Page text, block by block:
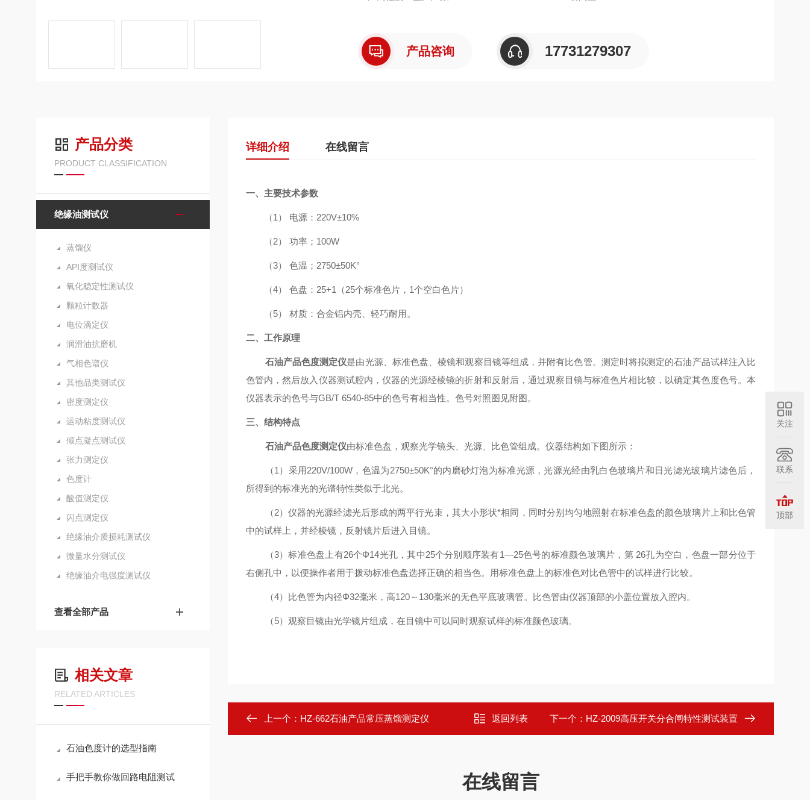
产品咨询 17731279307
产品分类
PRODUCT CLASSIFICATION
绝缘油测试仪
蒸馏仪
API度测试仪
氧化稳定性测试仪
颗粒计数器
电位滴定仪
润滑油抗磨机
气相色谱仪
其他品类测试仪
密度测定仪
运动粘度测试仪
倾点凝点测试仪
张力测定仪
色度计
酸值测定仪
闪点测定仪
绝缘油介质损耗测试仪
微量水分测试仪
绝缘油介电强度测试仪
查看全部产品
相关文章
RELATED ARTICLES
石油色度计的选型指南
手把手教你做回路电阻测试
详细介绍 在线留言
一、 主要技术参数
（1） 电源： 220V±10%
（2） 功率； 100W
（3） 色温； 2750±50K°
（4） 色盘：25+1（25个标准色片，1个空白色片）
（5） 材质：合金铝内壳、轻巧耐用。
二、工作原理
石油产品色度测定仪是由光源、标准色盘、棱镜和观察目镜等组成，并附有比色管。测定时将拟测定的石油产品试样注入比
色管内，然后放入仪器测试腔内，仪器的光源经棱镜的折射和反射后，通过观察目镜与标准色片相比较，以确定其色度色号。本
仪器表示的色号与GB/T 6540-85中的色号有相当性。色号对照图 见附图。
三、结构特点
石油产品色度测定仪由标准色盘，观察光学镜头、光源、比色管组成。仪器结构如下图所示：
（1） 采用220V/100W，色温为2750±50K°的内磨砂灯泡为标准光源，光源光经由乳白色玻璃片和日光滤光玻璃片滤色后，
所得到的标准光的光谱特性类似于北光。
（2） 仪器的光源经滤光后形成的两平行光束，其大小形状*相同，同时分别均匀地照射在标准色盘的颜色玻璃片上和比色管
中的试样上，并经棱镜，反射镜片后进入目镜。
（3）标准色盘上有26个Φ14光孔，其中25个分别顺序装有1—25色号的标准颜色玻璃片，第 26孔为空白，色盘一部分位于
右侧孔中，以便操作者用于拨动标准色盘选择正确的相当色。用标准色盘上的标准色对比色管中的试样进行比较。
（4） 比色管为内径Φ32毫米，高120～130毫米的无色平底玻璃管。比色管由仪器顶部的小盖位置放入腔内。
（5） 观察目镜由光学镜片组成，在目镜中可以同时观察试样的标准颜色玻璃。
上一个： HZ-662石油产品常压蒸馏测定仪 返回列表 下一个： HZ-2009高压开关分合闸特性测试装置
在线留言
关注
联系
顶部